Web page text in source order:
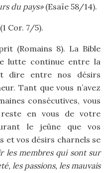
du pays»(Esaïe 58/14).
Cor. 7/5).
(Romains 8). La Bible
lutte continue entre la
dire entre nos désirs
Tant que vous n’avez
consécutives, vous
en vous de votre
le jeûne que vos
et vos désirs charnels se
les membres qui sont sur
les passions, les mauvais